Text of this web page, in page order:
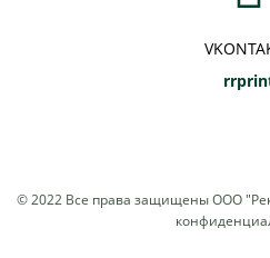
© 2022 Все права защищеныООО